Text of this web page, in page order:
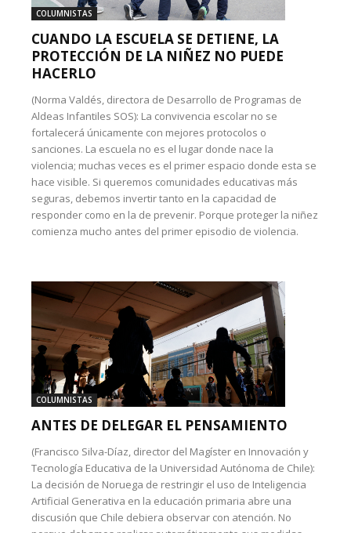
COLUMNISTAS
CUANDO LA ESCUELA SE DETIENE, LA
PROTECCIÓN DE LA NIÑEZ NO PUEDE
HACERLO
(Norma Valdés, directora de Desarrollo de Programas de
Aldeas Infantiles SOS): La convivencia escolar no se
fortalecerá únicamente con mejores protocolos o
sanciones. La escuela no es el lugar donde nace la
violencia; muchas veces es el primer espacio donde esta se
hace visible. Si queremos comunidades educativas más
seguras, debemos invertir tanto en la capacidad de
responder como en la de prevenir. Porque proteger la niñez
comienza mucho antes del primer episodio de violencia.
COLUMNISTAS
ANTES DE DELEGAR EL PENSAMIENTO
(Francisco Silva-Díaz, director del Magíster en Innovación y
Tecnología Educativa de la Universidad Autónoma de Chile):
La decisión de Noruega de restringir el uso de Inteligencia
Artificial Generativa en la educación primaria abre una
discusión que Chile debiera observar con atención. No